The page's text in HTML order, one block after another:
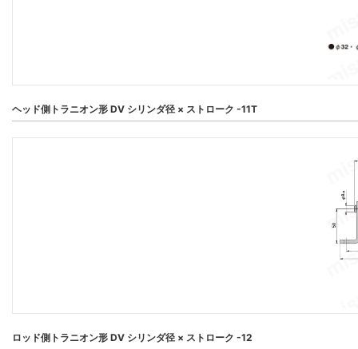
ヘッド側トラニオン形 DV シリンダ径 × ストローク -11T
ロッド側トラニオン形 DV シリンダ径 × ストローク -12